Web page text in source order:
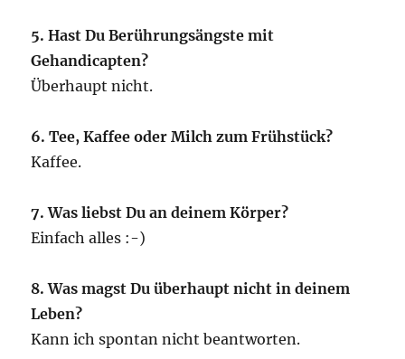
5. Hast Du Berührungsängste mit
Gehandicapten?
Überhaupt nicht.
6. Tee, Kaffee oder Milch zum Frühstück?
Kaffee.
7. Was liebst Du an deinem Körper?
Einfach alles :-)
8. Was magst Du überhaupt nicht in deinem
Leben?
Kann ich spontan nicht beantworten.